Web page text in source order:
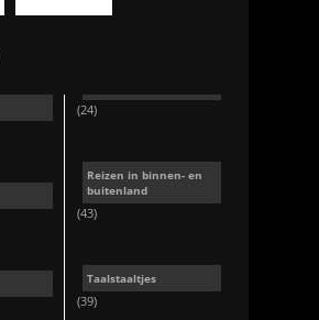
(24)
Reizen in binnen- en
buitenland
(43)
Taalstaaltjes
(39)